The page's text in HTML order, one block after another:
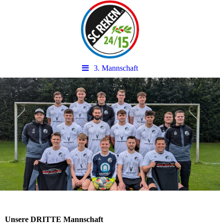
3. Mannschaft
Unsere DRITTE Mannschaft